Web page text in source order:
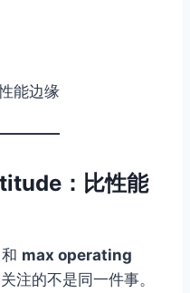
能边缘
：比性能
max operating
注的不是同一件事。